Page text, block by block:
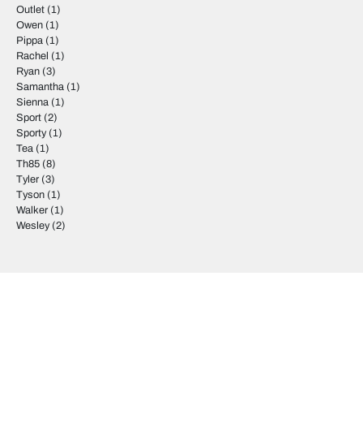
Outlet (1)
Owen (1)
Pippa (1)
Rachel (1)
Ryan (3)
Samantha (1)
Sienna (1)
Sport (2)
Sporty(1)
Tea (1)
Th85 (8)
Tyler (3)
Tyson (1)
Walker (1)
Wesley(2)